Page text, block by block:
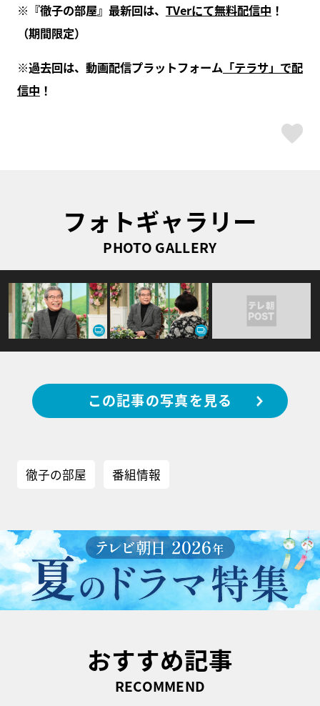
※『徹子の部屋』最新回は、 TVerにて無料配信中 ！
（期間限定）
※過去回は、動画配信プラットフォーム「テラサ」で配
信中 ！
フォトギャラリー
PHOTO GALLERY
この記事の写真を見る
徹子の部屋 番組情報
おすすめ記事
RECOMMEND